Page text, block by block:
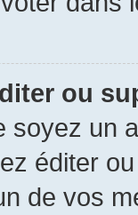
ou
soyez un
éditer
de vos